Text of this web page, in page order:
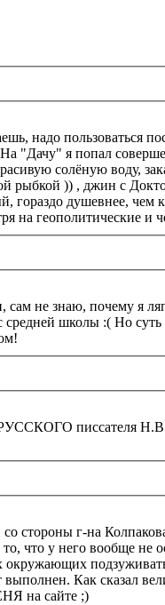
надо пользоваться
"Дачу" я попал
солёную воду,
рыбкой )) , джин с
душевнее,
на геополитические и
сам не знаю, почему
школы :( Но
писсателя
стороны г-на
что у него вообще не
Как сказал
на сайте ;)